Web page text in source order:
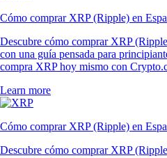
Cómo comprar XRP (Ripple) en
Descubre cómo comprar XRP
con una guía pensada para
compra XRP hoy mismo con
Learn more
Cómo comprar XRP (Ripple) en
Descubre cómo comprar XRP